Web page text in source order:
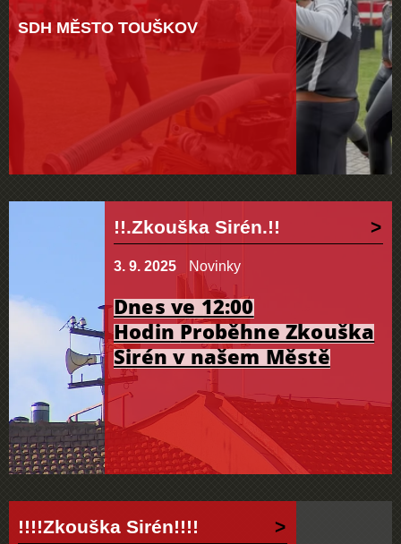
SDH MĚSTO TOUŠKOV
!!.Zkouška Sirén.!!
3. 9. 2025 Novinky
Dnes ve 12:00
HodinProběhne Zkouška
Sirén v našem Městě
!!!!Zkouška Sirén!!!!